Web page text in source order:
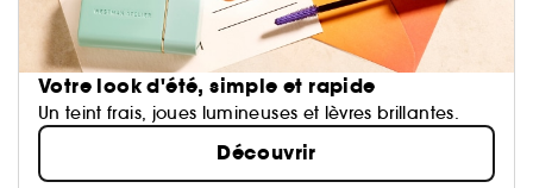
Votre look d'été, simple et rapide
Un teint frais, joues lumineuses et lèvres brillantes.
Découvrir